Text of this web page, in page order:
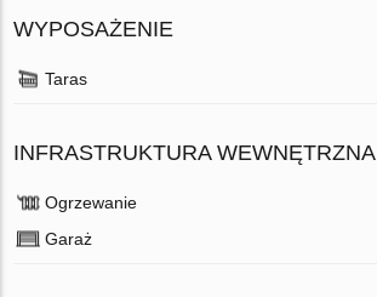
WYPOSAŻENIE
Taras
INFRASTRUKTURA WEWNĘTRZNA
Ogrzewanie
Garaż